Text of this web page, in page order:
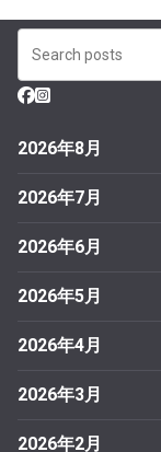
2026年8月
2026年7月
2026年6月
2026年5月
2026年4月
2026年3月
2026年2月